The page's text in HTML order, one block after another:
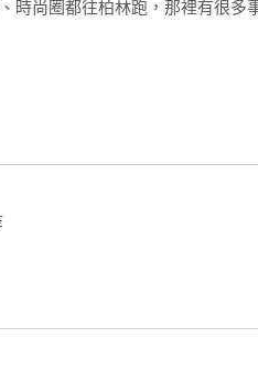
時尚圈都往柏林跑，那裡有很多
給大家什麼意外的驚喜與領略
，但知名日本藝術家村上隆聽